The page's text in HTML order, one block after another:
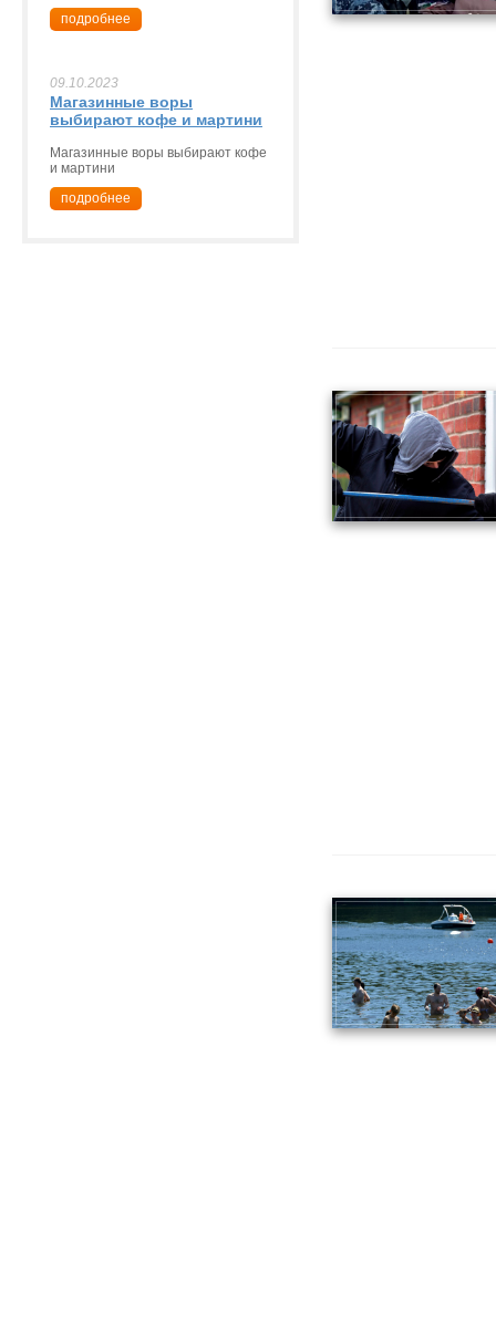
подробнее
09.10.2023
Магазинные воры
выбирают кофе и мартини
Магазинные воры выбирают кофе
и мартини
подробнее